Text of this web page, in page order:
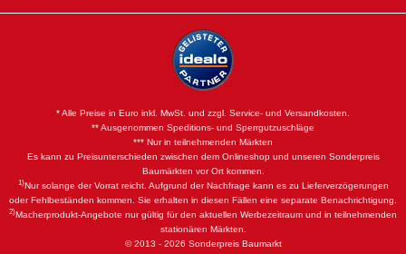
* Alle Preise in Euro inkl. MwSt. und zzgl. Service- und Versandkosten.
** Ausgenommen Speditions- und Sperrgutzuschläge
*** Nur in teilnehmenden Märkten
Es kann zu Preisunterschieden zwischen dem Onlineshop und unseren Sonderpreis
Baumärkten vor Ort kommen.
1)Nur solange der Vorrat reicht. Aufgrund der Nachfrage kann es zu Lieferverzögerungen
oder Fehlbeständen kommen. Sie erhalten in diesen Fällen eine separate Benachrichtigung.
2)Macherprodukt-Angebote nur gültig für den aktuellen Werbezeitraum und in teilnehmenden
stationären Märkten.
© 2013 - 2026 Sonderpreis Baumarkt